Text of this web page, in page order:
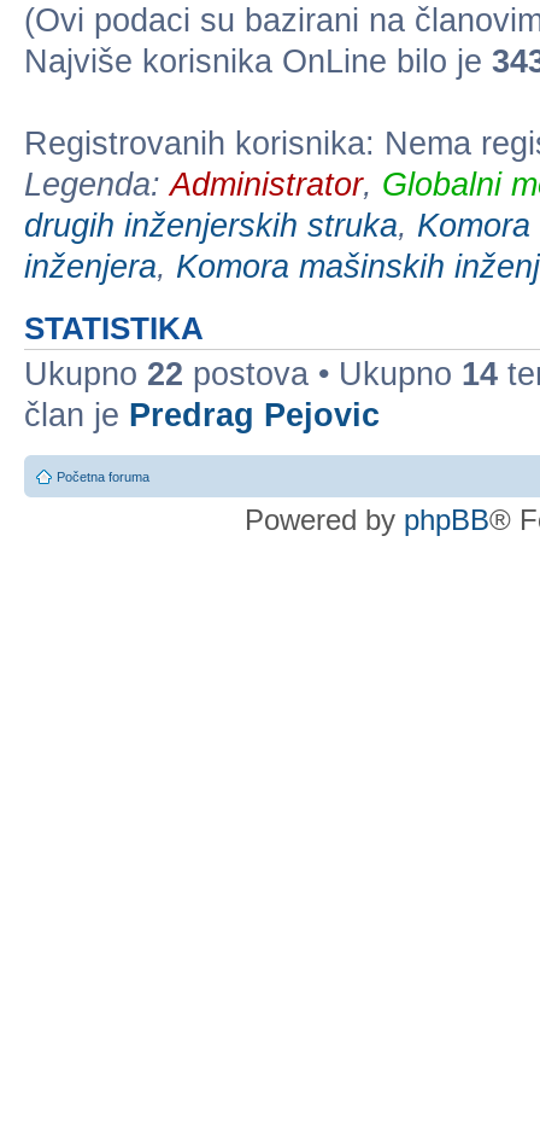
(Ovi podaci su bazirani na
Najviše korisnika OnLine bilo je
Registrovanih korisnika: Nema
Legenda:Administrator, Globalni
drugih inženjerskih struka,
inženjera, Komora mašinskih
STATISTIKA
Ukupno 22 postova • Ukupno 14
član je Predrag Pejovic
Početna foruma
Powered by phpBB®